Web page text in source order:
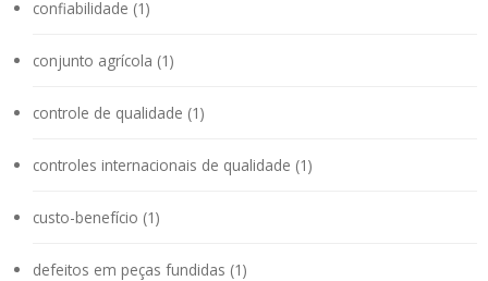
confiabilidade (1)
conjunto agrícola (1)
controle de qualidade (1)
controles internacionais de qualidade (1)
custo-benefício (1)
defeitos em peças fundidas (1)